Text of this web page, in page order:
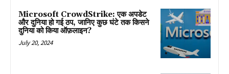
Microsoft CrowdStrike: एक अपडेट
और दुनिया हो गई ठप, जानिए कुछ घंटे तक किसने
दुनिया को किया ऑफ़लाइन?
July 20, 2024